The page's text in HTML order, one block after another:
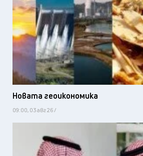
Новата геоикономика
09:00, 03 авг 26 /